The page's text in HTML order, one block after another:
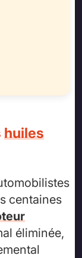
huiles
centaines
éliminée,